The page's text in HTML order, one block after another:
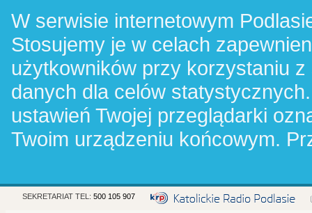
W serwisie internetowym
Stosujemy je w celach
użytkowników przy korzystaniu
danych dla celów
ustawień Twojej przeglądarki
Twoim urządzeniu końcowym.
SEKRETARIAT TEL: 500 105 907